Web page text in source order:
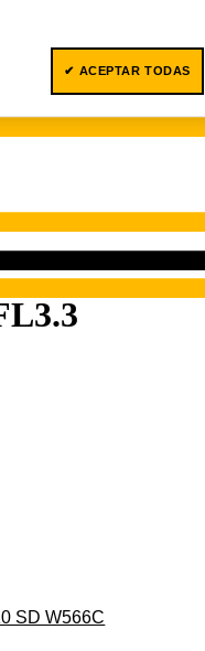
SD W566C
✔ ACEPTAR TODAS